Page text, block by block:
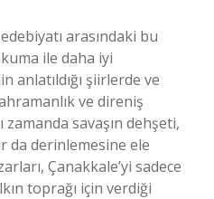
arasındaki bu
ile daha iyi
anlatıldığı şiirlerde ve
ve direniş
zamanda savaşın dehşeti,
da derinlemesine ele
Çanakkale’yi sadece
toprağı için verdiği